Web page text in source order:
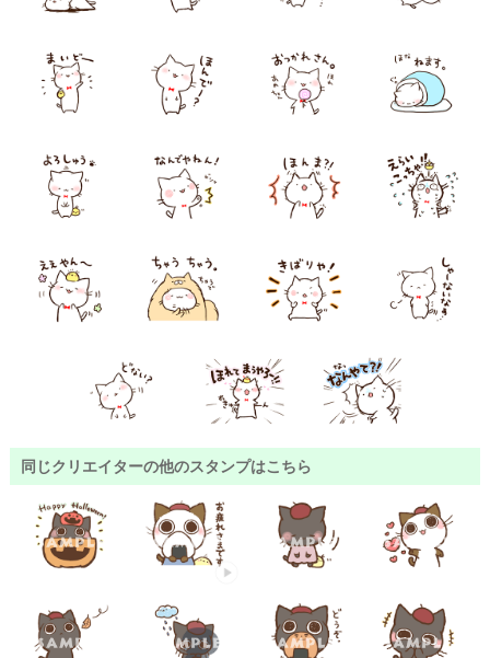
同じクリエイターの他のスタンプはこちら